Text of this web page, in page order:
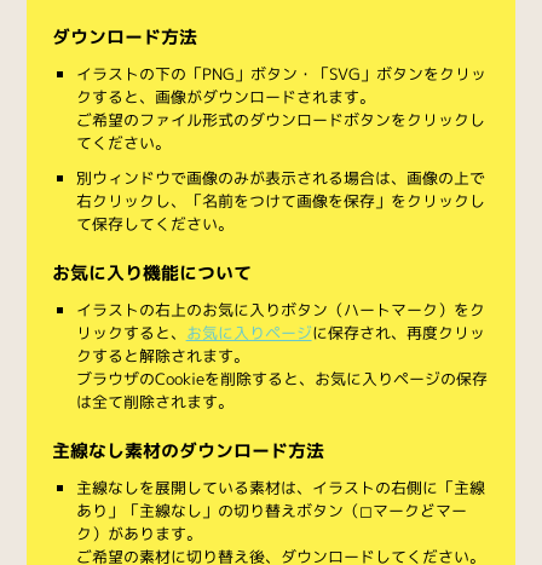
ダウンロード方法
イラストの下の「PNG」ボタン・「SVG」ボタンをクリッ
クすると、画像がダウンロードされます。
ご希望のファイル形式のダウンロードボタンをクリックし
てください。
別ウィンドウで画像のみが表示される場合は、画像の上で
右クリックし、「名前をつけて画像を保存」をクリックし
て保存してください。
お気に入り機能について
イラストの右上のお気に入りボタン（ハートマーク）をク
リックすると、 お気に入りページに保存され、再度クリッ
クすると解除されます。
ブラウザのCookieを削除すると、お気に入りページの保存
は全て削除されます。
主線なし素材のダウンロード方法
主線なしを展開している素材は、イラストの右側に「主線
あり」「主線なし」の切り替えボタン（◻︎マークと◼︎マー
ク）があります。
ご希望の素材に切り替え後、ダウンロードしてください。